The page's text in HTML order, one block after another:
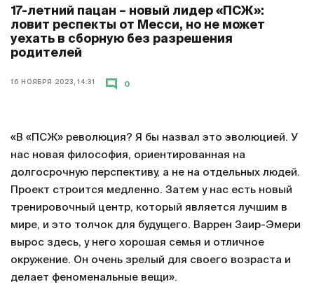
17-летний пацан – новый лидер «ПСЖ»:
ловит респекты от Месси, но не может
уехать в сборную без разрешения
родителей
16 НОЯБРЯ 2023, 14:31 0
«В «ПСЖ» революция? Я бы назвал это эволюцией. У
нас новая философия, ориентированная на
долгосрочную перспективу, а не на отдельных людей.
Проект строится медленно. Затем у нас есть новый
тренировочный центр, который является лучшим в
мире, и это толчок для будущего. Варрен Заир-Эмери
вырос здесь, у него хорошая семья и отличное
окружение. Он очень зрелый для своего возраста и
делает феноменальные вещи».